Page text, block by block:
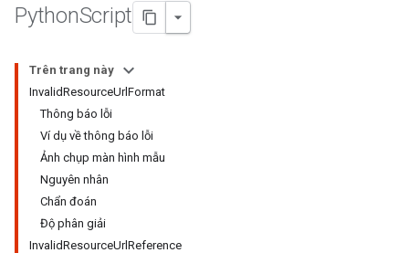
PythonScript
Trên trang này
InvalidResourceUrlFormat
Thông báo lỗi
Ví dụ về thông báo lỗi
Ảnh chụp màn hình mẫu
Nguyên nhân
Chẩn đoán
Độ phân giải
InvalidResourceUrlReference